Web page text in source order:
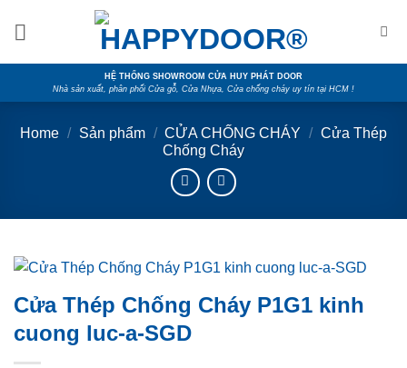
HỆ THỐNG SHOWROOM CỬA HUY PHÁT DOOR
Nhà sản xuất, phân phối Cửa gỗ, Cửa Nhựa, Cửa chống cháy uy tín tại HCM !
Home / Sản phẩm / CỬA CHỐNG CHÁY / Cửa Thép
Chống Cháy
Cửa Thép Chống Cháy P1G1 kinh
cuong luc-a-SGD